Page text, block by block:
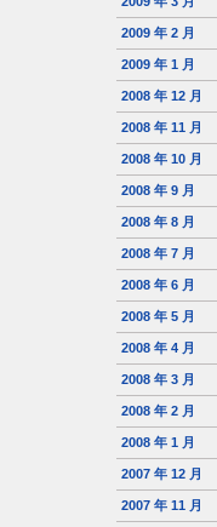
2009 年 2 月
2009 年 1 月
2008 年 12 月
2008 年 11 月
2008 年 10 月
2008 年 9 月
2008 年 8 月
2008 年 7 月
2008 年 6 月
2008 年 5 月
2008 年 4 月
2008 年 3 月
2008 年 2 月
2008 年 1 月
2007 年 12 月
2007 年 11 月